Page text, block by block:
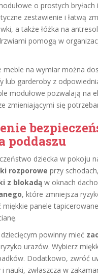
o prostych
zestawienie i łatwą
a także łóżka na
pomogą w
meble na wymiar można
lub garderoby z
modułowe pozwalają na
zmieniającymi się
poddaszu
dziecka w pokoju
rozporowe przy
z blokadą w oknach
, które zmniejsza
panele
powinny mieć
urazów. Wybierz
Dodatkowo, zwróć
nauki, zwłaszcza w